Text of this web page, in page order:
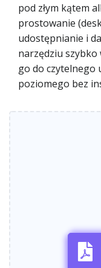
pod złym kątem
prostowanie
udostępnianie i
narzędziu
go do czytelnego
poziomego bez